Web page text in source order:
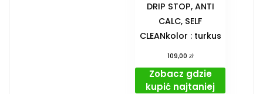
DRIP STOP, ANTI
CALC, SELF
CLEANkolor : turkus
109,00 zł
Zobacz gdzie
kupić najtaniej